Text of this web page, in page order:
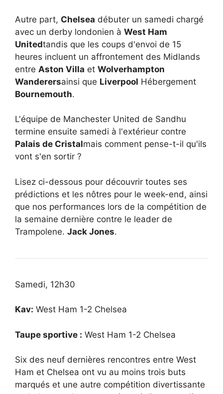
Autre part, Chelsea débuter un samedi chargé
avec un derby londonien à West Ham
Unitedtandis que les coups d'envoi de 15
heures incluent un affrontement des Midlands
entre Aston Villa et Wolverhampton
Wanderersainsi que Liverpool Hébergement
Bournemouth.
L'équipe de Manchester United de Sandhu
termine ensuite samedi à l'extérieur contre
Palais de Cristalmais comment pense-t-il qu'ils
vont s'en sortir ?
Lisez ci-dessous pour découvrir toutes ses
prédictions et les nôtres pour le week-end, ainsi
que nos performances lors de la compétition de
la semaine dernière contre le leader de
Trampolene. Jack Jones.
Samedi, 12h30
Kav: West Ham 1-2 Chelsea
Taupe sportive : West Ham 1-2 Chelsea
Six des neuf dernières rencontres entre West
Ham et Chelsea ont vu au moins trois buts
marqués et une autre compétition divertissante